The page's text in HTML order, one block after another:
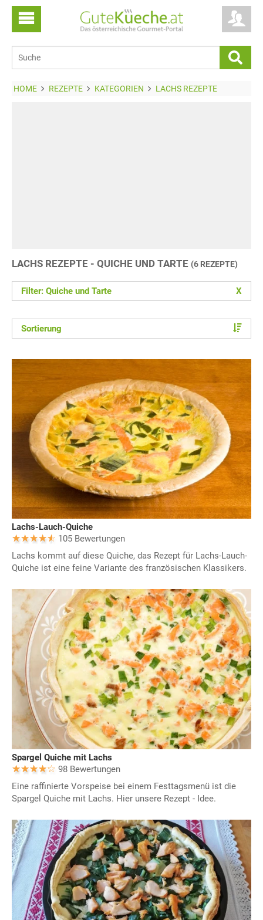
HOME REZEPTE KATEGORIEN LACHS REZEPTE
LACHS REZEPTE - QUICHE UND TARTE (6 REZEPTE)
Filter: Quiche und Tarte X
Sortierung
Lachs-Lauch-Quiche
105 Bewertungen
Lachs kommt auf diese Quiche, das Rezept für Lachs-Lauch-
Quiche ist eine feine Variante des französischen Klassikers.
Spargel Quiche mit Lachs
98 Bewertungen
Eine raffinierte Vorspeise bei einem Festtagsmenü ist die
Spargel Quiche mit Lachs. Hier unsere Rezept - Idee.